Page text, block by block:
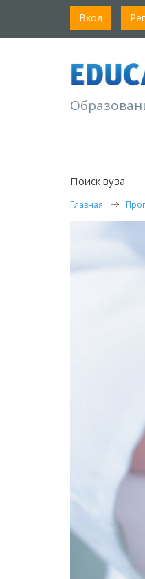
Вход
Поиск вуза
Главная